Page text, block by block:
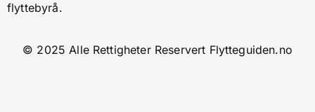
flyttebyrå.
© 2025 Alle Rettigheter Reservert Flytteguiden.no